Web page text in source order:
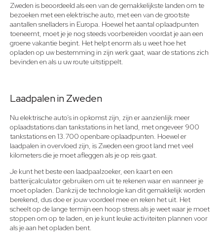
Zweden is beoordeeld als een van de gemakkelijkste landen om te
bezoeken met een elektrische auto, met een van de grootste
aantallen snelladers in Europa. Hoewel het aantal oplaadpunten
toeneemt, moet je je nog steeds voorbereiden voordat je aan een
groene vakantie begint. Het helpt enorm als u weet hoe het
opladen op uw bestemming in zijn werk gaat, waar de stations zich
bevinden en als u uw route uitstippelt.
Laadpalen in Zweden
Nu elektrische auto’s in opkomst zijn, zijn er aanzienlijk meer
oplaadstations dan tankstations in het land, met ongeveer 900
tankstations en 13.700 openbare oplaadpunten. Hoewel er
laadpalen in overvloed zijn, is Zweden een groot land met veel
kilometers die je moet afleggen als je op reis gaat.
Je kunt het beste een laadpaalzoeker, een kaart en een
batterijcalculator gebruiken om uit te rekenen waar en wanneer je
moet opladen. Dankzij de technologie kan dit gemakkelijk worden
berekend, dus doe er jouw voordeel mee en reken het uit. Het
scheelt op de lange termijn een hoop stress als je weet waar je moet
stoppen om op te laden, en je kunt leuke activiteiten plannen voor
als je aan het opladen bent.